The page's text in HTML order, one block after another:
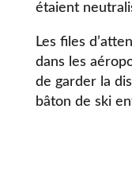
étaient
Les files
dans les
de garder la
bâton de ski